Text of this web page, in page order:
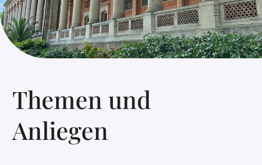
Themen und
Anliegen